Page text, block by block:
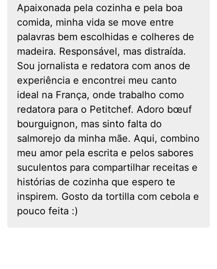
Apaixonada pela cozinha e pela boa
comida, minha vida se move entre
palavras bem escolhidas e colheres de
madeira. Responsável, mas distraída.
Sou jornalista e redatora com anos de
experiência e encontrei meu canto
ideal na França, onde trabalho como
redatora para o Petitchef. Adoro bœuf
bourguignon, mas sinto falta do
salmorejo da minha mãe. Aqui, combino
meu amor pela escrita e pelos sabores
suculentos para compartilhar receitas e
histórias de cozinha que espero te
inspirem. Gosto da tortilla com cebola e
pouco feita :)